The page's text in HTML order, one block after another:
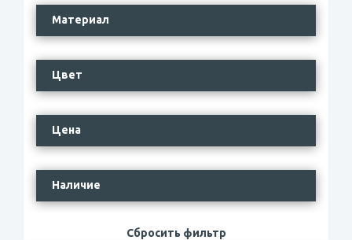
Материал
Цвет
Цена
Наличие
Сбросить фильтр